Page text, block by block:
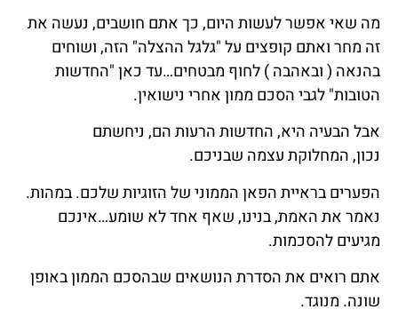
מה שאי אפשר לעשות היום, כך אתם חושבים, נעשה את
זה מחר ואתם קופצים על "גלגל ההצלה" הזה, ושוחים
בהנאה ( ובאהבה ) לחוף מבטחים…עד כאן "החדשות
הטובות" לגבי הסכם ממון אחרי נישואין.
אבל הבעיה היא, החדשות הרעות הם, ניחשתם
נכון, המחלוקת עצמה שבניכם.
הפערים בראיית הפאן הממוני של הזוגיות שלכם. במהות.
נאמר את האמת, בנינו, שאף אחד לא שומע…אינכם
מגיעים להסכמות.
אתם רואים את הסדרת הנושאים שבהסכם הממון באופן
שונה. מנוגד.